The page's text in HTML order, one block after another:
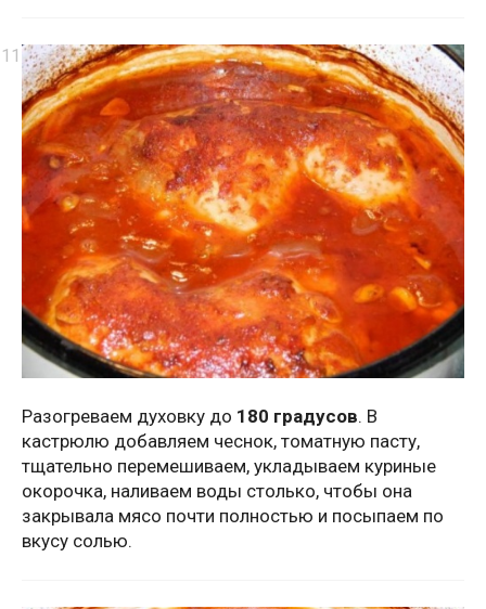
Разогреваем духовку до 180 градусов. В
кастрюлю добавляем чеснок, томатную пасту,
тщательно перемешиваем, укладываем куриные
окорочка, наливаем воды столько, чтобы она
закрывала мясо почти полностью и посыпаем по
вкусу солью.